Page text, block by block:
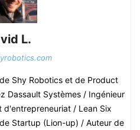
L.
Shy Robotics et de Product
Dassault Systèmes / Ingénieur
d'entrepreneuriat / Lean Six
Startup (Lion-up) / Auteur de